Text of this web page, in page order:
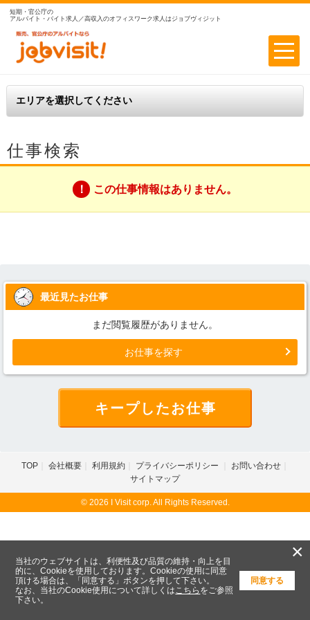
短期・官公庁の
アルバイト・バイト求人／高収入のオフィスワーク求人はジョブヴィジット
仕事検索
この仕事情報はありません。
最近見たお仕事
まだ閲覧履歴がありません。
お仕事を探す
キープしたお仕事
TOP 会社概要 利用規約 プライバシーポリシー
お問い合わせ
サイトマップ
© 2026 I Visit corp. All Rights Reserved.
×
当社のウェブサイトは、利便性及び品質の維持・向上を目
的に、Cookieを使用しております。Cookieの使用に同意
頂ける場合は、「同意する」ボタンを押して下さい。
なお、当社のCookie使用について詳しくは こちら をご参照
下さい。
同意する